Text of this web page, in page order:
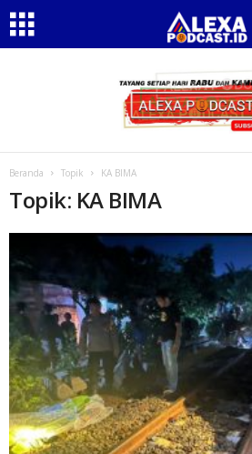
Beranda Topik KA BIMA
Topik: KA BIMA